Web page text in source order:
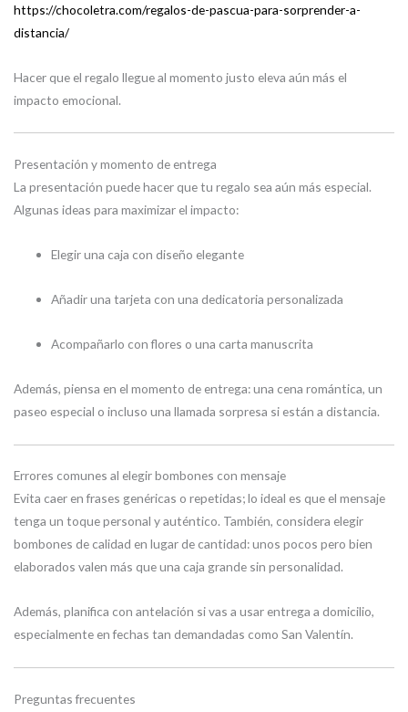
https://chocoletra.com/regalos-de-pascua-para-sorprender-a-
distancia/
Hacer que el regalo llegue al momento justo eleva aún más el
impacto emocional.
Presentación y momento de entrega
La presentación puede hacer que tu regalo sea aún más especial.
Algunas ideas para maximizar el impacto:
Elegir una caja con diseño elegante
Añadir una tarjeta con una dedicatoria personalizada
Acompañarlo con flores o una carta manuscrita
Además, piensa en el momento de entrega: una cena romántica, un
paseo especial o incluso una llamada sorpresa si están a distancia.
Errores comunes al elegir bombones con mensaje
Evita caer en frases genéricas o repetidas; lo ideal es que el mensaje
tenga un toque personal y auténtico. También, considera elegir
bombones de calidad en lugar de cantidad: unos pocos pero bien
elaborados valen más que una caja grande sin personalidad.
Además, planifica con antelación si vas a usar entrega a domicilio,
especialmente en fechas tan demandadas como San Valentín.
Preguntas frecuentes